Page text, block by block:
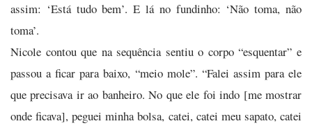
assim: ‘Está tudo bem’. E lá no fundinho: ‘Não toma, não
toma’.
Nicole contou que na sequência sentiu o corpo “esquentar” e
passou a ficar para baixo, “meio mole”. “Falei assim para ele
que precisava ir ao banheiro. No que ele foi indo [me mostrar
onde ficava], peguei minha bolsa, catei, catei meu sapato, catei